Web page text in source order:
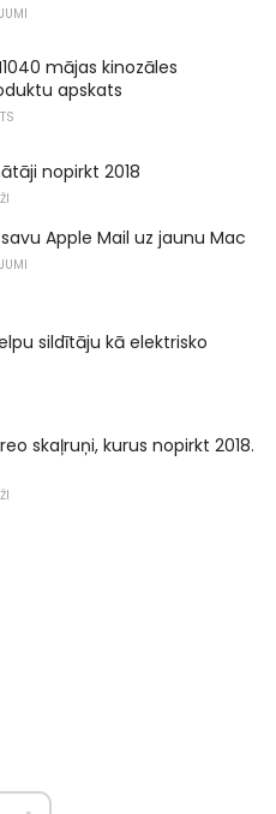
mājas kinozāles
apskats
nopirkt 2018
Apple Mail uz jaunu Mac
sildītāju kā elektrisko
skaļruņi, kurus nopirkt 2018.